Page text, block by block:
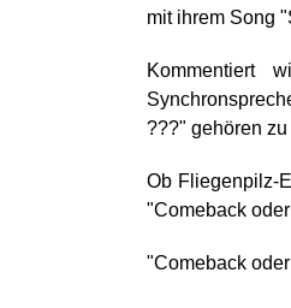
mit ihrem Song
Kommentiert
???" gehören
Ob Fliegenpilz-
"Comeback
"Comeback